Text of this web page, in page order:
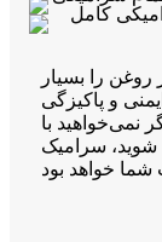
را بسیار
و پاکیزگی
نمی‌خواهید با
سرامیک